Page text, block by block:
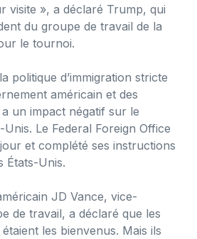
visite », a déclaré Trump, qui
du groupe de travail de la
le tournoi.
politique d’immigration stricte
américain et des
un impact négatif sur le
Le Federal Foreign Office
et complété ses instructions
États-Unis.
JD Vance, vice-
de travail, a déclaré que les
les bienvenus. Mais ils